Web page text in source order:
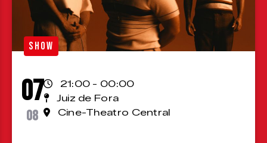
SHOW
07
08
21:00 - 00:00
Juiz de Fora
Cine-Theatro Central